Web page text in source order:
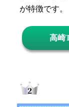
が特徴です。
高崎